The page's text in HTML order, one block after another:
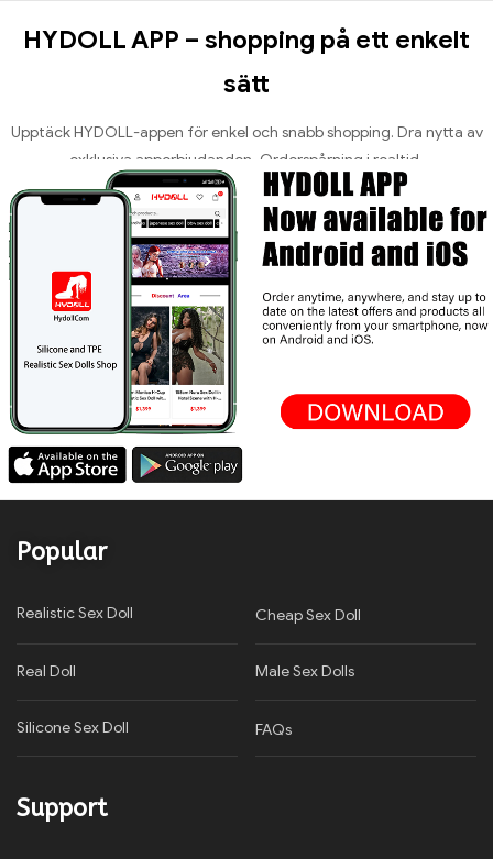
HYDOLL APP – shopping på ett enkelt
sätt
Upptäck HYDOLL-appen för enkel och snabb shopping. Dra nytta av
exklusiva apperbjudanden, Orderspårning i realtid,
24/7 Kundservice och säker utcheckning – allt bekvämt på ett ställe.
Popular
Realistic Sex Doll Cheap Sex Doll
Real Doll Male Sex Dolls
Silicone Sex Doll FAQs
Support